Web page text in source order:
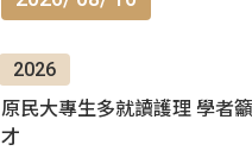
2026
原民大專生多就讀護理 學者
才